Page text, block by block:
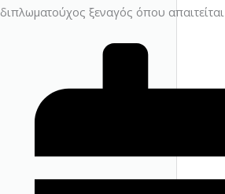
διπλωματούχος ξεναγός όπου απαιτείται